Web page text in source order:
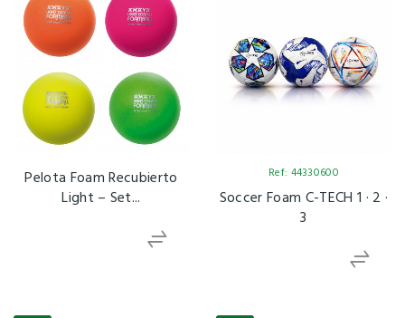
Pelota Foam Recubierto
Light – Set...
Ref: 44330600
Soccer Foam C-TECH 1 · 2 ·
3